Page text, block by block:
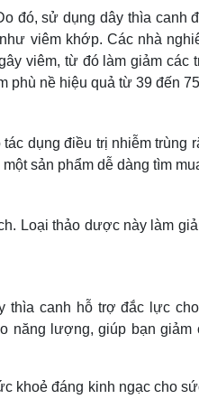
đó, sử dụng dây thìa canh
viêm khớp. Các nhà
viêm, từ đó làm giảm các
phù nề hiệu quả từ 39 đến
dụng điều trị nhiễm trùng
sản phẩm dễ dàng tìm
Loại thảo dược này làm
thìa canh hỗ trợ đắc lực
năng lượng, giúp bạn giảm
khoẻ đáng kinh ngạc cho